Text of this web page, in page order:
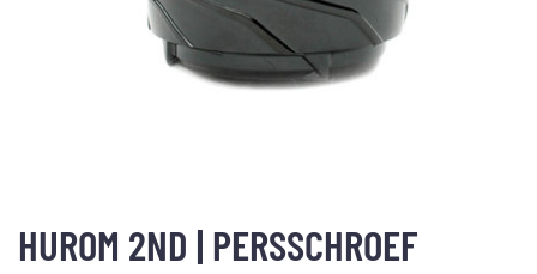
HUROM 2ND | PERSSCHROEF